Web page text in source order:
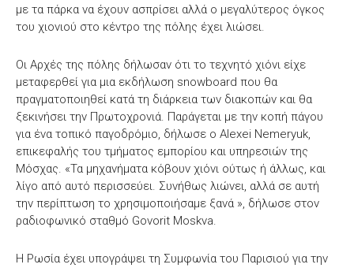
με τα πάρκα να έχουν ασπρίσει αλλά ο μεγαλύτερος όγκος
του χιονιού στο κέντρο της πόλης έχει λιώσει.
Οι Αρχές της πόλης δήλωσαν ότι το τεχνητό χιόνι είχε
μεταφερθεί για μια εκδήλωση snowboard που θα
πραγματοποιηθεί κατά τη διάρκεια των διακοπών και θα
ξεκινήσει την Πρωτοχρονιά. Παράγεται με την κοπή πάγου
για ένα τοπικό παγοδρόμιο, δήλωσε ο Alexei Nemeryuk,
επικεφαλής του τμήματος εμπορίου και υπηρεσιών της
Μόσχας. «Τα μηχανήματα κόβουν χιόνι ούτως ή άλλως, και
λίγο από αυτό περισσεύει. Συνήθως λιώνει, αλλά σε αυτή
την περίπτωση το χρησιμοποιήσαμε ξανά », δήλωσε στον
ραδιοφωνικό σταθμό Govorit Moskva.
Η Ρωσία έχει υπογράψει τη Συμφωνία του Παρισιού για την